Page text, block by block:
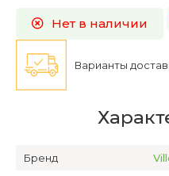
Варианты
Нет в наличии
Бренд